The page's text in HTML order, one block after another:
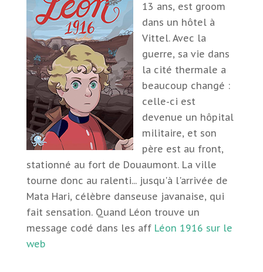
13 ans, est groom
dans un hôtel à
Vittel. Avec la
guerre, sa vie dans
la cité thermale a
beaucoup changé :
celle-ci est
devenue un hôpital
militaire, et son
père est au front,
stationné au fort de Douaumont. La ville
tourne donc au ralenti... jusqu'à l'arrivée de
Mata Hari, célèbre danseuse javanaise, qui
fait sensation. Quand Léon trouve un
message codé dans les aff Léon 1916 sur le
web